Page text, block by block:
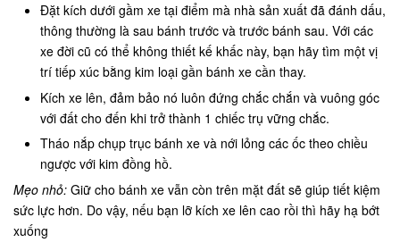
Đặt kích dưới gầm xe tại điểm mà nhà sản xuất đã đánh dấu,
thông thường là sau bánh trước và trước bánh sau. Với các
xe đời cũ có thể không thiết kế khấc này, bạn hãy tìm một vị
trí tiếp xúc bằng kim loại gần bánh xe cần thay.
Kích xe lên, đảm bảo nó luôn đứng chắc chắn và vuông góc
với đất cho đến khi trở thành 1 chiếc trụ vững chắc.
Tháo nắp chụp trục bánh xe và nới lỏng các ốc theo chiều
ngược với kim đồng hồ.
Mẹo nhỏ: Giữ cho bánh xe vẫn còn trên mặt đất sẽ giúp tiết kiệm
sức lực hơn. Do vậy, nếu bạn lỡ kích xe lên cao rồi thì hãy hạ bớt
xuống